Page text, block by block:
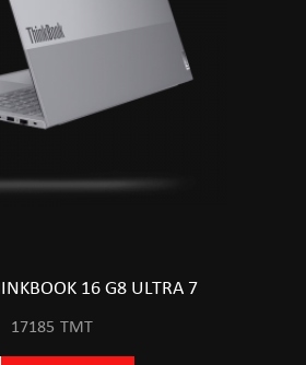
16 G8 ULTRA 7
17185 TMT